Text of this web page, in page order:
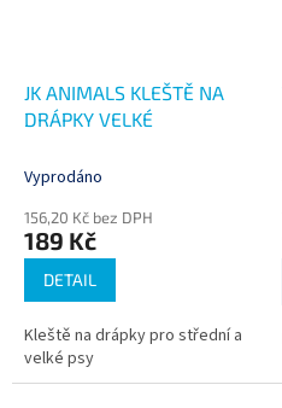
JK ANIMALS KLEŠTĚ NA
DRÁPKY VELKÉ
Vyprodáno
156,20 Kč bez DPH
189 Kč
DETAIL
Kleště na drápky pro střední a
velké psy